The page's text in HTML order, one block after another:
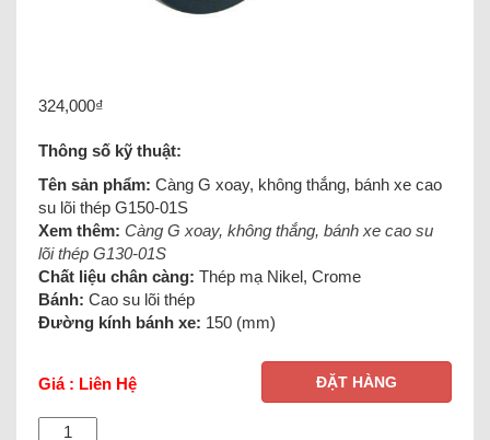
324,000₫
Thông số kỹ thuật:
Tên sản phẩm: Càng G xoay, không thắng, bánh xe cao
su lõi thép G150-01S
Xem thêm: Càng G xoay, không thắng, bánh xe cao su
lõi thép G130-01S
Chất liệu chân càng: Thép mạ Nikel, Crome
Bánh: Cao su lõi thép
Đường kính bánh xe: 150 (mm)
Giá : Liên Hệ ĐẶT HÀNG